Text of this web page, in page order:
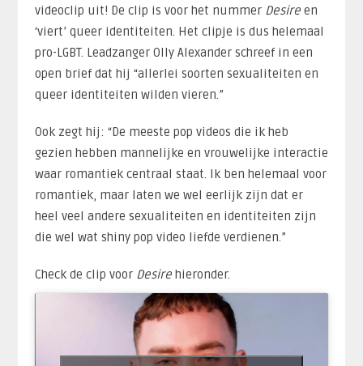
videoclip uit! De clip is voor het nummer Desireen
‘viert’ queer identiteiten. Het clipje is dus helemaal
pro-LGBT. Leadzanger Olly Alexander schreef in een
open brief dat hij “allerlei soorten sexualiteiten en
queer identiteiten wilden vieren.”
Ook zegt hij: “De meeste pop videos die ik heb
gezien hebben mannelijke en vrouwelijke interactie
waar romantiek centraal staat. Ik ben helemaal voor
romantiek, maar laten we wel eerlijk zijn dat er
heel veel andere sexualiteiten en identiteiten zijn
die wel wat shiny pop video liefde verdienen.”
Check de clip voor Desirehieronder.